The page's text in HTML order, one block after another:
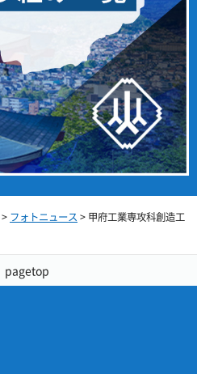
> フォトニュース > 甲府工業専攻科創造工
pagetop